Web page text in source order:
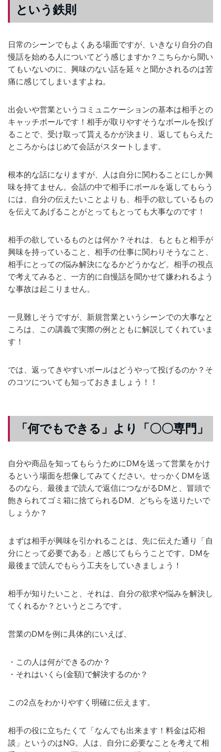
という鉄則
日常のシーンでもよくある場面ですが、いきなり自分の自
慢話を始める人についてどう感じますか？こちらから聞い
てもいないのに、興味のない話を延々と聞かされるのは苦
痛に感じてしまいますよね。
出会いや営業というコミュニケーションの基本は相手との
キャッチボールです！相手が取りやすそうなボールを投げ
ることで、受け取って貰えるかが決まり、返してもらえた
ところからはじめて会話がスタートします。
根本的な話になりますが、人は自分に関わることにしか興
味を持てません。会話の中で相手にボールを返してもらう
には、自分の伝えたいことよりも、相手の欲しているもの
を伝えてあげることがとってもとっても大事なのです！
相手の欲しているものとは何か？それは、もともと相手が
興味を持っていること、相手の仕事に関わりそうなこと、
相手にとっての悩み解決になるかどうかなど。相手の視点
で考えてみると、一方的に自慢話を聞かせて嫌われるよう
な事故は起こりません。
一見難しそうですが、新規営業というシーンでの大事なと
ころは、この講義で実際の例とともに解説してくれていま
す！
では、返ってきやすいボールはどうやって投げるのか？そ
のコツについても知っておきましょう！！
「何でもできる」より「〇〇専門」
自分や商品を知ってもらうためにDMを送って営業をかけ
るという場面を想像してみてください。せっかくDMを送
るのなら、最後まで読んで返信につながるDMと、冒頭で
飽きられてゴミ箱に捨てられるDM、どちらを送りたいで
しょうか？
まずは相手が興味を引かれることは、先に伝えた通り「自
分にとって必要である」と感じてもらうことです。DMを
最後まで読んでもらう工夫をしていきましょう！
相手が知りたいこと、それは、自分の欲求や悩みを解決し
てくれるか？というところです。
営業のDMを例に具体的にいえば、
・この人は何ができるのか？
・それはいくら(金額)で解決するのか？
この2点をわかりやすく明確に伝えます。
相手の役に立ちたくて「なんでも出来ます！料金は応相
談」というのはNG。人は、自分に必要なことを考えて相